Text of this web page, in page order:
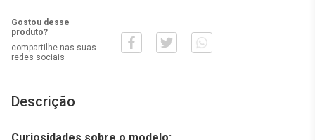
Gostou desse
produto?
compartilhe nas suas
redes sociais
Descrição